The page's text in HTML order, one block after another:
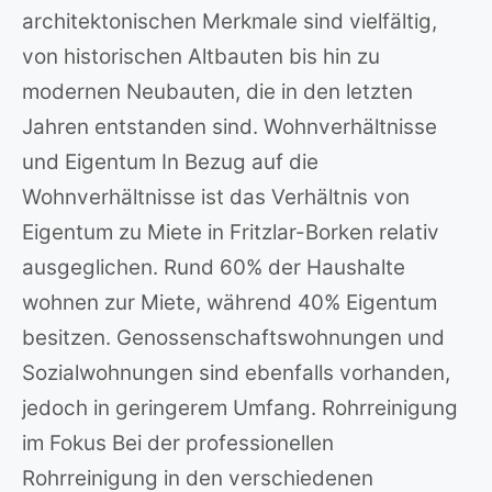
architektonischen Merkmale sind vielfältig,
von historischen Altbauten bis hin zu
modernen Neubauten, die in den letzten
Jahren entstanden sind. Wohnverhältnisse
und Eigentum In Bezug auf die
Wohnverhältnisse ist das Verhältnis von
Eigentum zu Miete in Fritzlar-Borken relativ
ausgeglichen. Rund 60% der Haushalte
wohnen zur Miete, während 40% Eigentum
besitzen. Genossenschaftswohnungen und
Sozialwohnungen sind ebenfalls vorhanden,
jedoch in geringerem Umfang. Rohrreinigung
im Fokus Bei der professionellen
Rohrreinigung in den verschiedenen